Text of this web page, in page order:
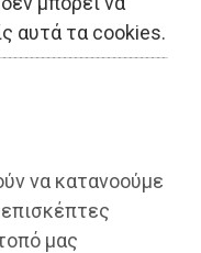
αυτά τα cookies.
να κατανοούμε
μας